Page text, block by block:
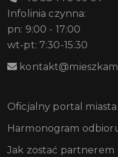
Infolinia czynna:
pn: 9:00 - 17:00
wt-pt: 7:30-15:30
Oficjalny portal
Harmonogram
Jak zostać partnerem